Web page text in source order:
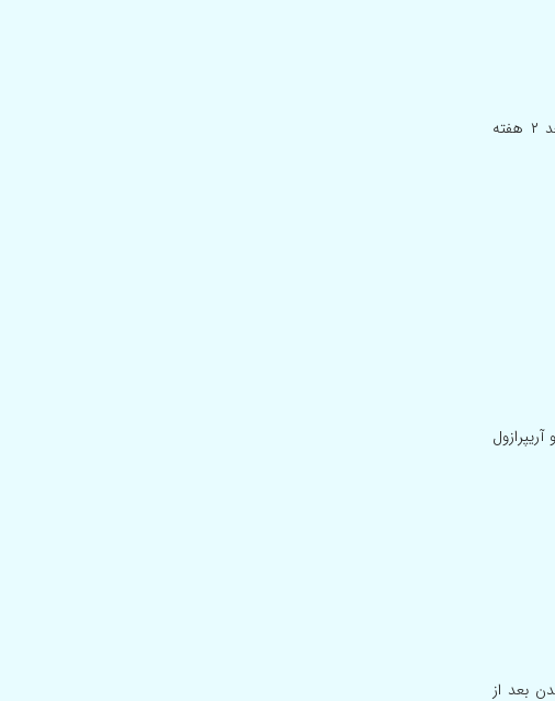
سلام ۳۸ ساله و خانم هستم. من اضطراب و ترس دارم دکتر پرانول و بوسپیرون تجویز کرد بعد ۲ هفته
برای درس خواندن بعد از